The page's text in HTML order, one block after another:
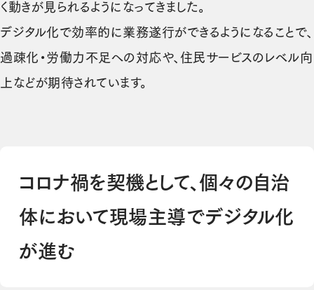
く動きが見られるようになってきました。
デジタル化で効率的に業務遂行ができるようになることで、
過疎化・労働力不足への対応や、住民サービスのレベル向
上などが期待されています。
コロナ禍を契機として、個々の自治
体において現場主導でデジタル化
が進む